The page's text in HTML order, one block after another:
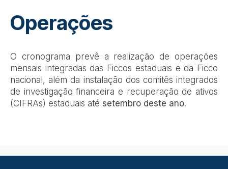
Operações
O cronograma prevê a realização de operações
mensais integradas das Ficcos estaduais e da Ficco
nacional, além da instalação dos comitês integrados
de investigação financeira e recuperação de ativos
(CIFRAs) estaduais até setembro deste ano.